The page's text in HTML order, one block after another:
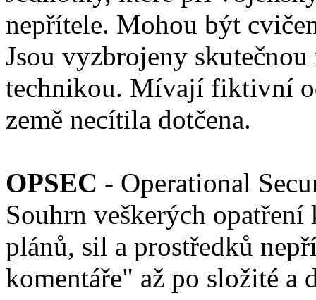
nepřítele. Mohou být
Jsou vyzbrojeny
technikou. Mívají fiktivní
země necítila dotčena.
OPSEC - Operational
Souhrn veškerých
plánů, sil a prostředků
komentáře" až po složité a